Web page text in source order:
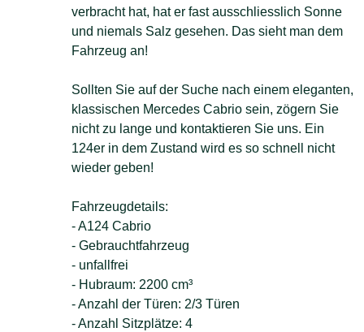
verbracht hat, hat er fast ausschliesslich Sonne
und niemals Salz gesehen. Das sieht man dem
Fahrzeug an!
Sollten Sie auf der Suche nach einem eleganten,
klassischen Mercedes Cabrio sein, zögern Sie
nicht zu lange und kontaktieren Sie uns. Ein
124er in dem Zustand wird es so schnell nicht
wieder geben!
Fahrzeugdetails:
- A124 Cabrio
- Gebrauchtfahrzeug
- unfallfrei
- Hubraum: 2200 cm³
- Anzahl der Türen: 2/3 Türen
- Anzahl Sitzplätze: 4